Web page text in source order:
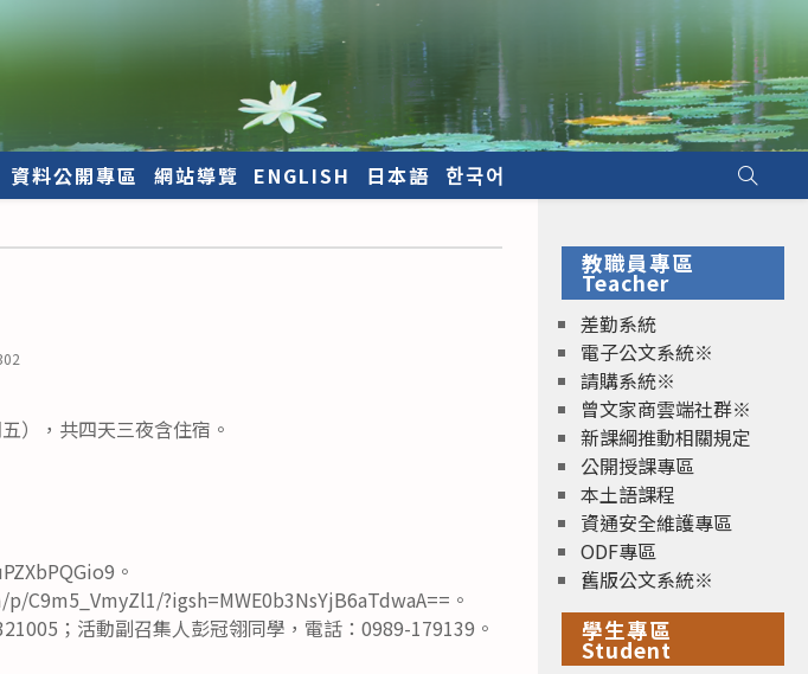
資料公開專區 網站導覽 ENGLISH 日本語 한국어
），共四天三夜含住宿。
。
?igsh=MWE0b3NsYjB6aTdwaA==。
；活動副召集人彭冠翎同學，電話：0989-179139。
教職員專區
Teacher
差勤系統
電子公文系統※
請購系統※
曾文家商雲端社群※
新課綱推動相關規定
公開授課專區
本土語課程
資通安全維護專區
ODF專區
舊版公文系統※
學生專區
Student